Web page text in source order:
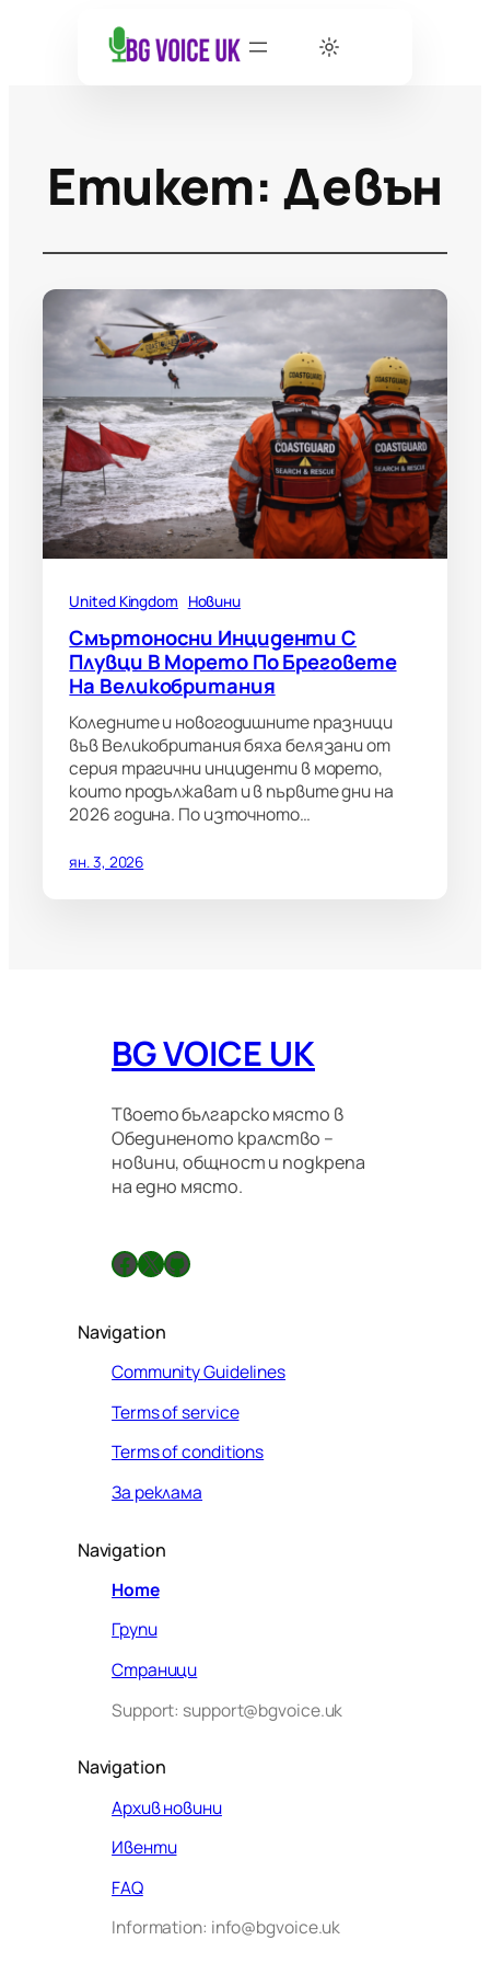
Етикет: Девън
United Kingdom Новини
Смъртоносни Инциденти С
Плувци В Морето По Бреговете
На Великобритания
Коледните и новогодишните празници
във Великобритания бяха белязани от
серия трагични инциденти в морето,
които продължават и в първите дни на
2026 година. По източното…
ян. 3, 2026
BG VOICE UK
Твоето българско място в
Обединеното кралство –
новини, общност и подкрепа
на едно място.
Facebook X GitHub
Navigation
Community Guidelines
Terms of service
Terms of conditions
За реклама
Navigation
Home
Групи
Страници
Support: support@bgvoice.uk
Navigation
Архив новини
Ивенти
FAQ
Information: info@bgvoice.uk
VOICE UK. С какво мога да